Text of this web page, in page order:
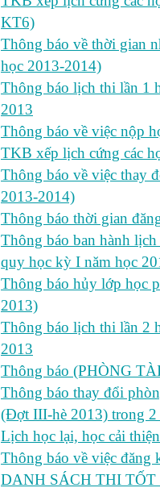
KT6)
Thông báo về thời gian
học 2013-2014)
Thông báo lịch thi lần 1
2013
Thông báo về việc nộp
TKB xếp lịch cứng các
Thông báo về việc thay
2013-2014)
Thông báo thời gian
Thông báo ban hành
quy học kỳ I năm học
Thông báo hủy lớp học
2013)
Thông báo lịch thi lần 2
2013
Thông báo (PHÒNG
Thông báo thay đổi
(Đợt III-hè 2013) trong
Lịch học lại, học cải
Thông báo về việc
DANH SÁCH THI